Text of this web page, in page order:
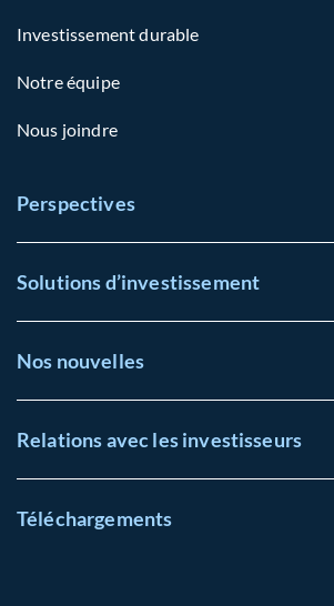
Investissement durable
Notre équipe
Nous joindre
Perspectives
Solutions d’investissement
Nos nouvelles
Relations avec les investisseurs
Téléchargements